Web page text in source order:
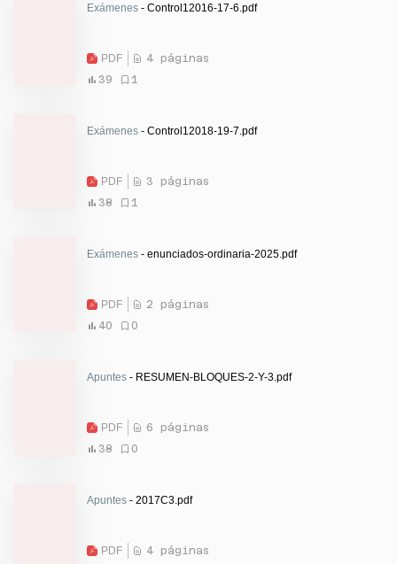
Exámenes - Control12016-17-6.pdf
PDF
4 páginas
39
1
Exámenes - Control12018-19-7.pdf
PDF
3 páginas
38
1
Exámenes - enunciados-ordinaria-2025.pdf
PDF
2 páginas
40
0
Apuntes - RESUMEN-BLOQUES-2-Y-3.pdf
PDF
6 páginas
38
0
Apuntes - 2017C3.pdf
PDF
4 páginas